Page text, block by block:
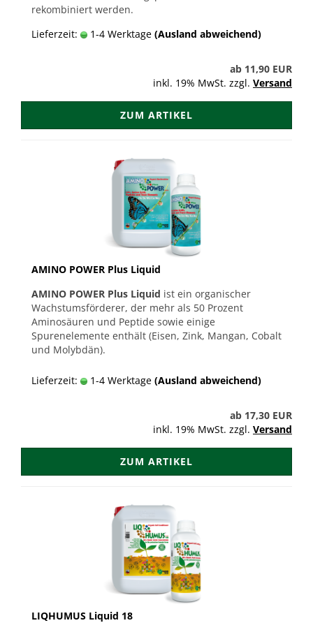
rekombiniert werden.
Lieferzeit:
1-4 Werktage (Ausland abweichend)
ab 11,90 EUR
inkl. 19% MwSt. zzgl. Versand
ZUM ARTIKEL
AMINO POWER Plus Liquid
AMINO POWER Plus Liquid ist ein organischer
Wachstumsförderer, der mehr als 50 Prozent
Aminosäuren und Peptide sowie einige
Spurenelemente enthält (Eisen, Zink, Mangan, Cobalt
und Molybdän).
Lieferzeit: 1-4 Werktage (Ausland abweichend)
ab 17,30 EUR
inkl. 19% MwSt. zzgl. Versand
ZUM ARTIKEL
LIQHUMUS Liquid 18